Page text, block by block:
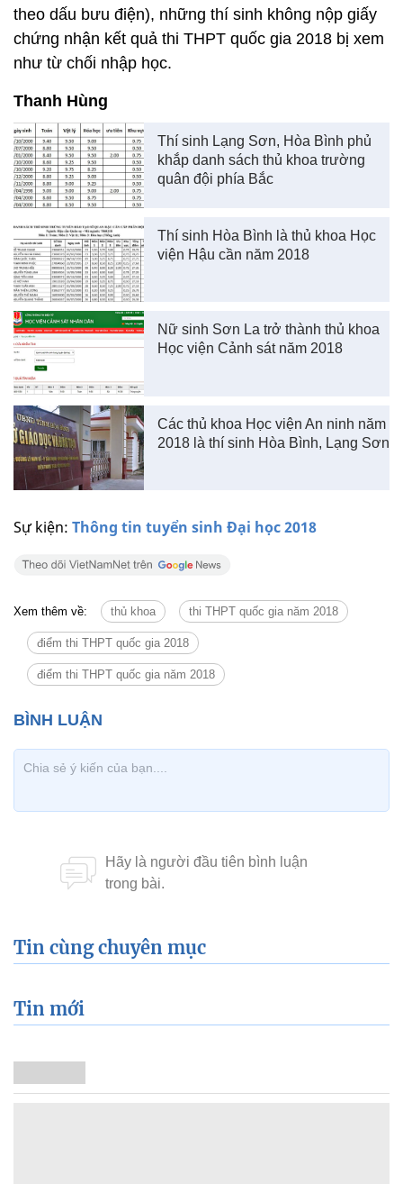
Sự kiện: Thông tin tuyển sinh Đại học 2018
theo dấu bưu điện), những thí sinh không nộp giấy
chứng nhận kết quả thi THPT quốc gia 2018 bị xem
như từ chối nhập học.
Thanh Hùng
Thí sinh Lạng Sơn, Hòa Bình phủ
khắp danh sách thủ khoa trường
quân đội phía Bắc
Thí sinh Hòa Bình là thủ khoa Học
viện Hậu cần năm 2018
Nữ sinh Sơn La trở thành thủ khoa
Học viện Cảnh sát năm 2018
Các thủ khoa Học viện An ninh năm
2018 là thí sinh Hòa Bình, Lạng Sơn
Xem thêm về: thủ khoa thi THPT quốc gia năm 2018
điểm thi THPT quốc gia 2018
điểm thi THPT quốc gia năm 2018
Tin cùng chuyên mục
Tin mới